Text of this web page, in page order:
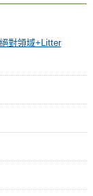
對領域+Litter